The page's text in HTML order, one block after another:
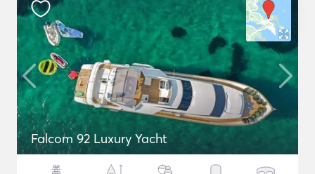
Falcom 92 Luxury Yacht